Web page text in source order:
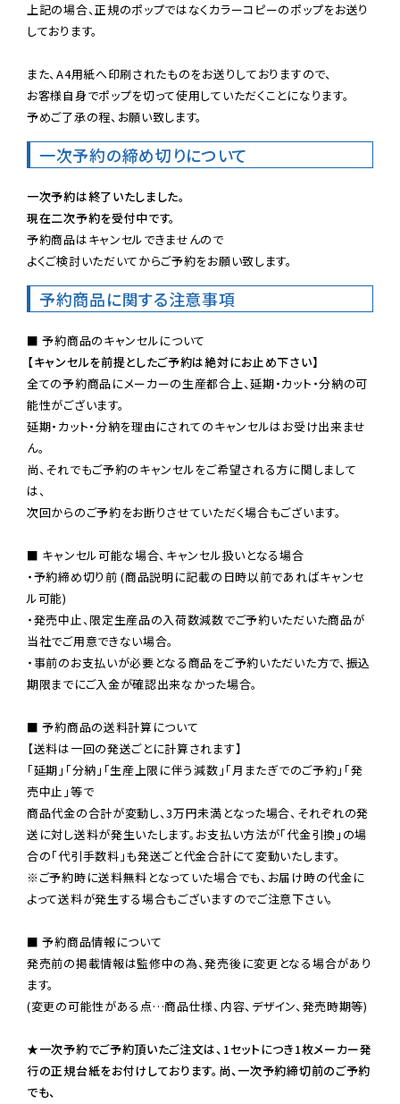
上記の場合、正規のポップではなくカラーコピーのポップをお送り
しております。
また、A4用紙へ印刷されたものをお送りしておりますので、
お客様自身でポップを切って使用していただくことになります。
予めご了承の程、お願い致します。
一次予約の締め切りについて
一次予約は終了いたしました。
現在二次予約を受付中です。
予約商品はキャンセルできませんので
よくご検討いただいてからご予約をお願い致します。
予約商品に関する注意事項
【キャンセルを前提としたご予約は絶対にお止め下さい】
全ての予約商品にメーカーの生産都合上、延期・カット・分納の可
能性がございます。
延期・カット・分納を理由にされてのキャンセルはお受け出来ませ
ん。
尚、それでもご予約のキャンセルをご希望される方に関しまして
は、
次回からのご予約をお断りさせていただく場合もございます。
■ キャンセル可能な場合、キャンセル扱いとなる場合
・予約締め切り前 (商品説明に記載の日時以前であればキャンセ
ル可能)
・発売中止、限定生産品の入荷数減数でご予約いただいた商品が
当社でご用意できない場合。
・事前のお支払いが必要となる商品をご予約いただいた方で、振込
期限までにご入金が確認出来なかった場合。
■ 予約商品の送料計算について
【送料は一回の発送ごとに計算されます】
「延期」「分納」「生産上限に伴う減数」「月またぎでのご予約」「発
売中止」等で
商品代金の合計が変動し、3万円未満となった場合、それぞれの発
送に対し送料が発生いたします。お支払い方法が「代金引換」の場
※ご予約時に送料無料となっていた場合でも、お届け時の代金に
よって送料が発生する場合もございますのでご注意下さい。
■ 予約商品情報について
発売前の掲載情報は監修中の為、発売後に変更となる場合があり
ます。
(変更の可能性がある点…商品仕様、内容、デザイン、発売時期等)
★一次予約でご予約頂いたご注文は、1セットにつき1枚メーカー発
行の正規台紙をお付けしております。尚、一次予約締切前のご予約
でも、